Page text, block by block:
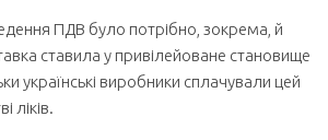
ПДВ було потрібно, зокрема, й
ставила у привілейоване становище
українські виробники сплачували цей
ліків.